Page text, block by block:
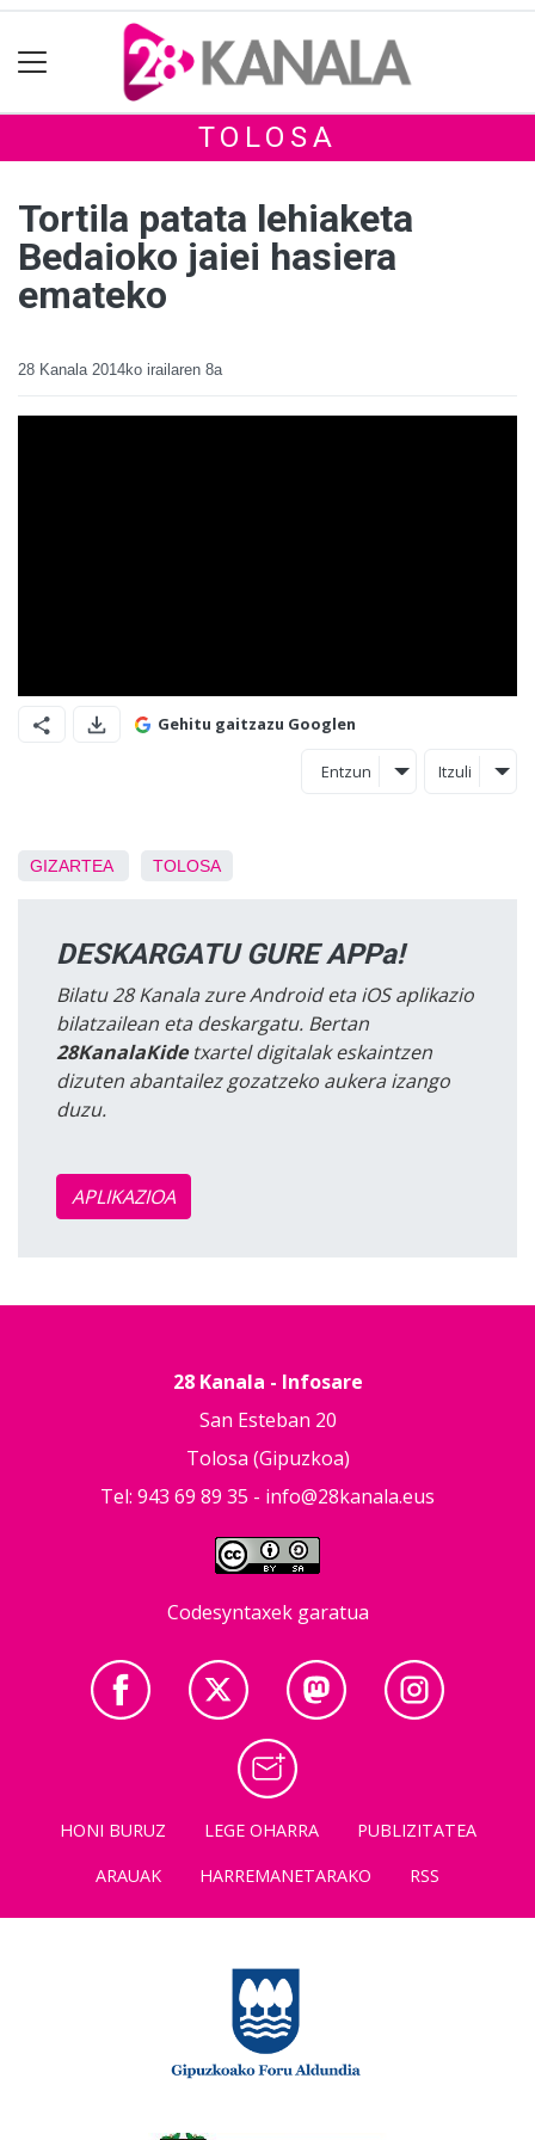
TOLOSA
Tortila patata lehiaketa
Bedaioko jaiei hasiera
emateko
28 Kanala 2014ko irailaren 8a
Gehitu gaitzazu Googlen
Entzun Itzuli
GIZARTEA TOLOSA
DESKARGATU GURE APPa!
Bilatu 28 Kanala zure Android eta iOS aplikazio
bilatzailean eta deskargatu. Bertan
28KanalaKidetxartel digitalak eskaintzen
dizuten abantailez gozatzeko aukera izango
duzu.
APLIKAZIOA
28 Kanala - Infosare
San Esteban 20
Tolosa (Gipuzkoa)
Tel: 943 69 89 35 - info@28kanala.eus
Codesyntaxek garatua
HONI BURUZ LEGE OHARRA
PUBLIZITATEA
ARAUAK
HARREMANETARAKO RSS